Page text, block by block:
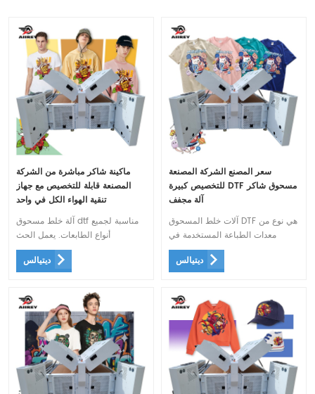
ماكينة شاكر مباشرة من الشركة
المصنعة قابلة للتخصيص مع جهاز
تنقية الهواء الكل في واحد
آلة خلط مسحوق dtf مناسبة لجميع
أنواع الطابعات. يعمل الحث
الأوتوماتيكي ، ووظيفة نشر
المسحوق عالية الحساسية ، ونظام
كبير على تقليل استهلاك الطاقة
(مقارنة بالجيل السابق ، يتم تقليل
استهلاك الطاقة بأكثر من 30٪).
ديتيالس
سعر المصنع الشركة المصنعة
للتخصيص كبيرة DTF مسحوق شاكر
آلة مجفف
آلات خلط المسحوق DTF هي نوع من
معدات الطباعة المستخدمة في
طباعة DTF (مباشر إلى فيلم). وهي
مصممة لتوزيع المسحوق ونشره
المنسوجات المختلفة مثل القمصان
والقبعات والحقائب. تزداد شعبية هذه
التقنية كبديل لأساليب الطباعة
التقليدية مثل طباعة الشاشة أو
الطباعة المباشرة على الملابس.
تتميز ماكينات خلط المسحوق DTF
بسهولة التشغيل ويمكن استخدامها
ديتيالس